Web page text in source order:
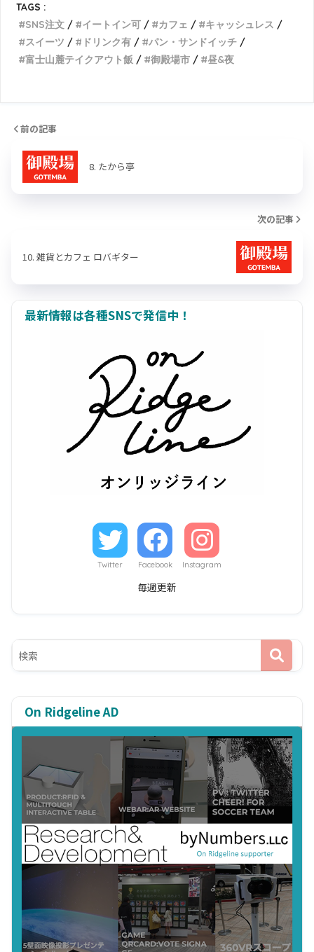
TAGS :
SNS注文
イートイン可 カフェ
キャッシュレス
スイーツ
ドリンク有
パン・サンドイッチ
富士山麓テイクアウト飯
御殿場市 昼&夜
前の記事
8. たから亭
次の記事
10. 雑貨とカフェ ロバギター
最新情報は各種SNSで発信中！
Twitter Facebook Instagram
毎週更新
On Ridgeline AD